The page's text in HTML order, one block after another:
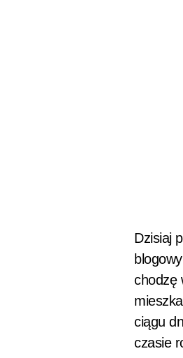
Dzisiaj
chodzę
ciągu
czasie